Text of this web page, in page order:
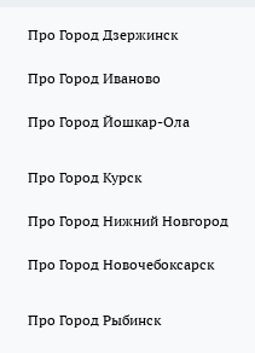
Про Город Дзержинск
Про Город Иваново
Про Город Йошкар-Ола
Про Город Курск
Про Город Нижний Новгород
Про Город Новочебоксарск
Про Город Рыбинск